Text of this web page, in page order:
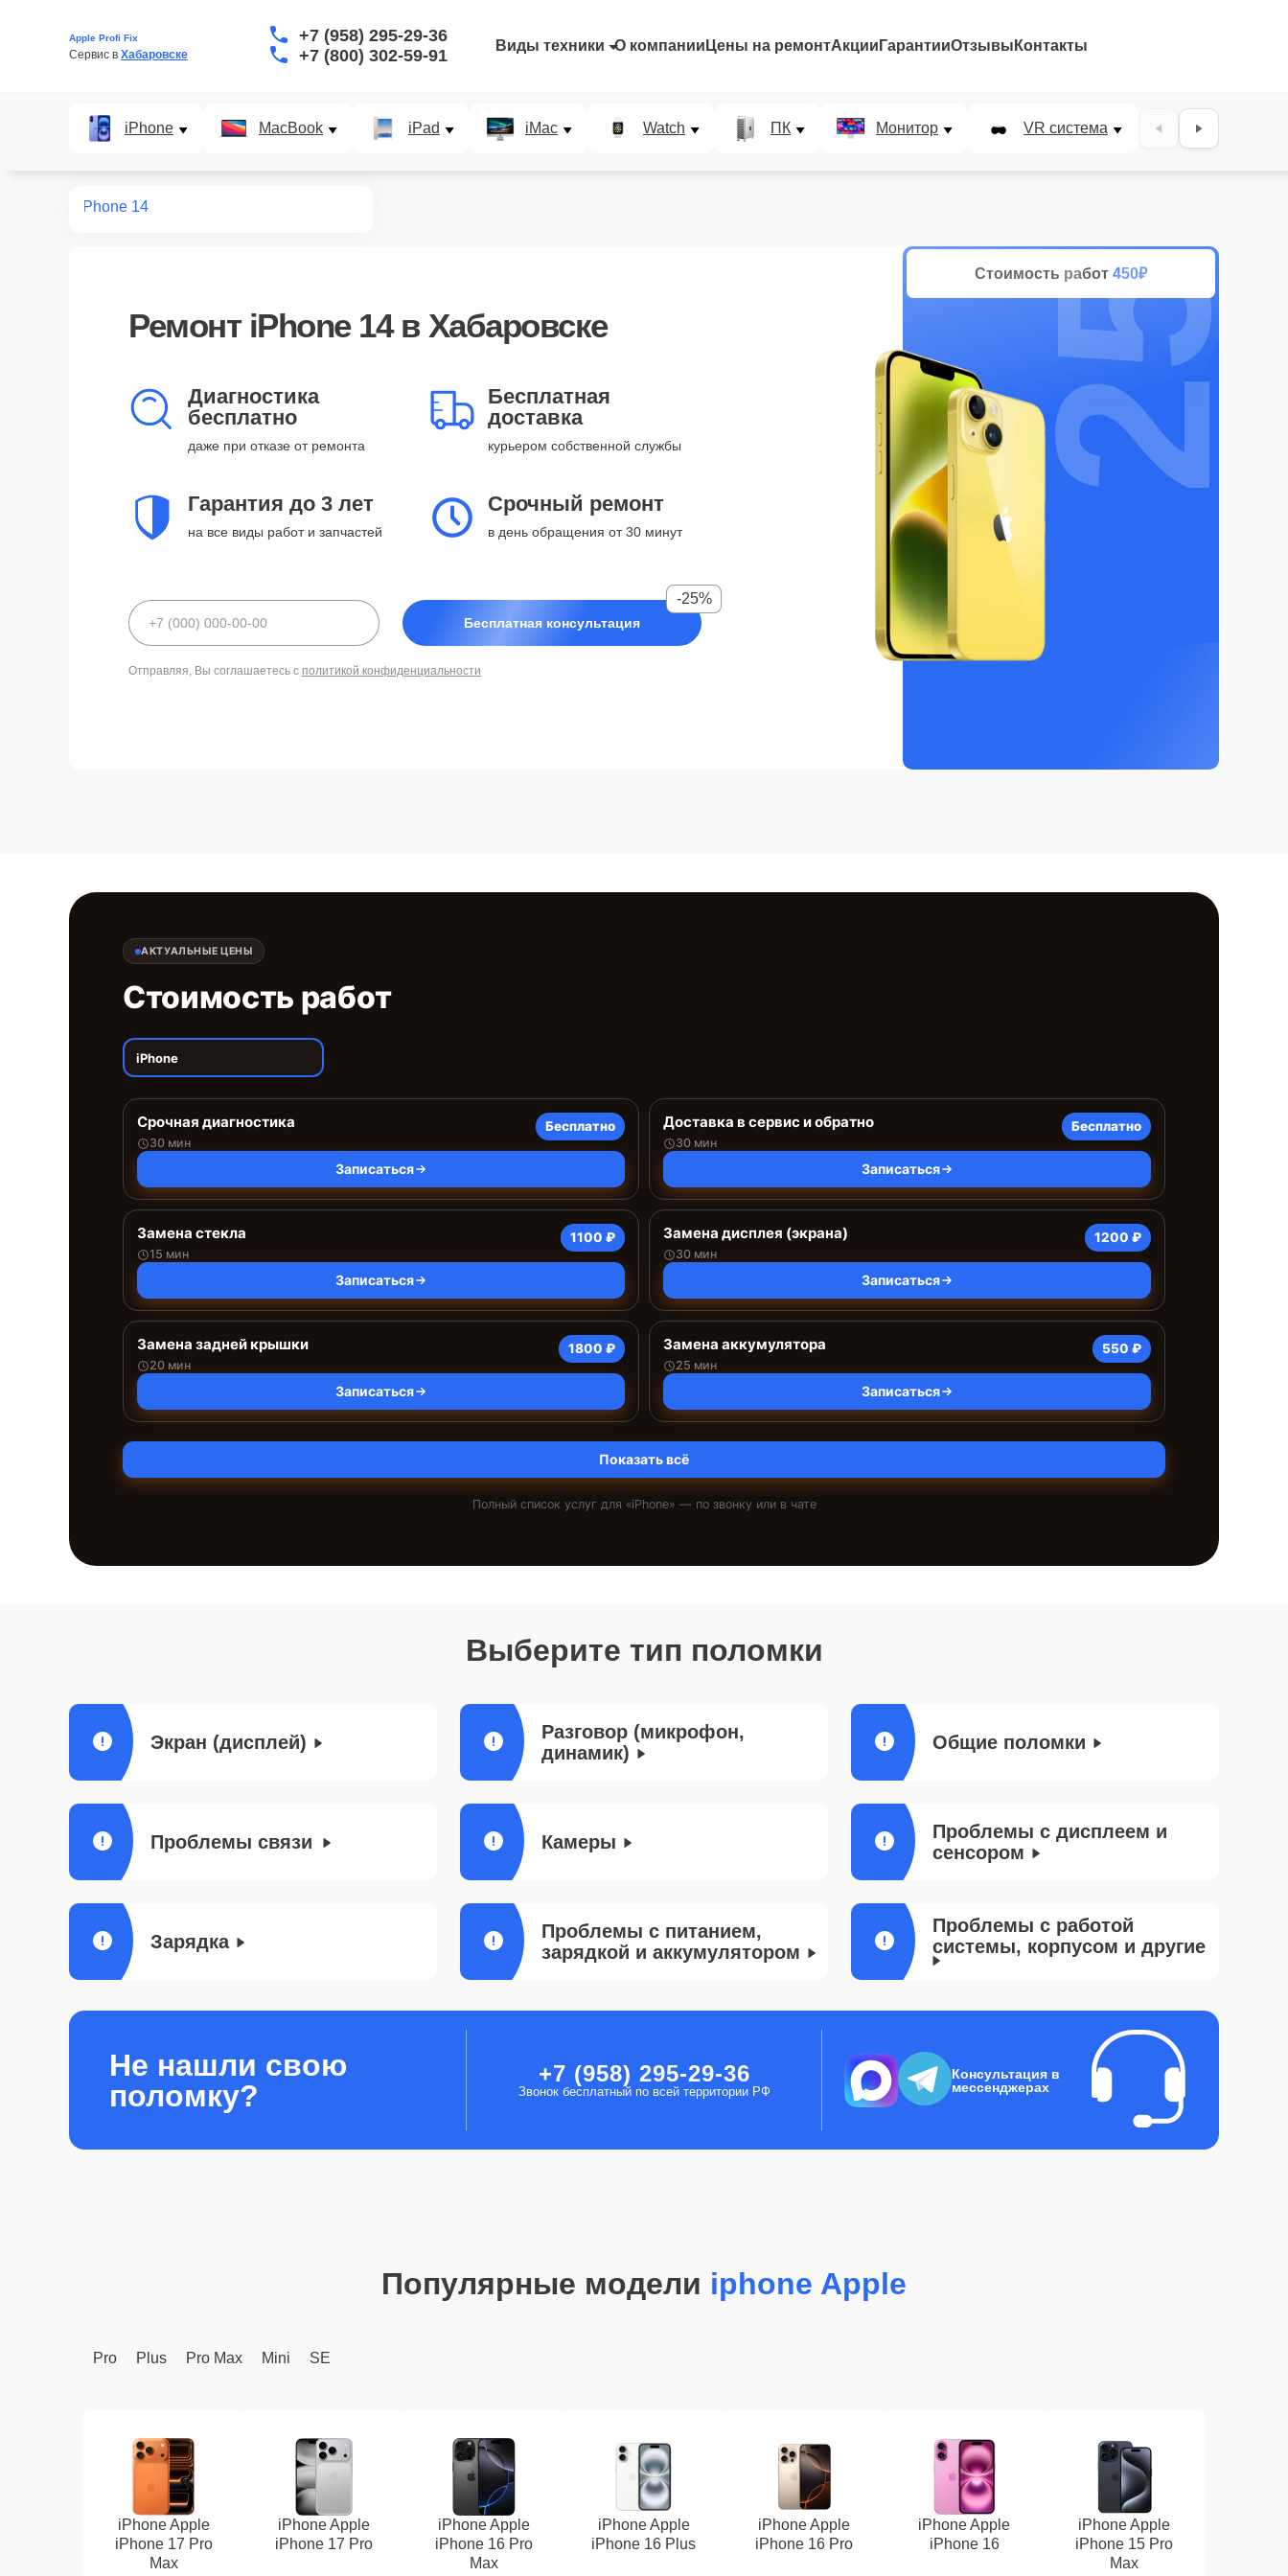
Apple Profi Fix
Сервис в Хабаровске
+7 (958) 295-29-36
+7 (800) 302-59-91
Виды техники О компании Цены на ремонтАкции ГарантииОтзывы Контакты
iPhone MacBook iPad iMac Watch ПК Монитор VR система Наушники
iPhone 14
Ремонт iPhone 14в Хабаровске
Диагностика
бесплатно
даже при отказе от ремонта
Бесплатная
доставка
курьером собственной службы
Гарантия до 3 лет
на все виды работ и запчастей
Срочный ремонт
в день обращения от 30 минут
Бесплатная консультация
-25%
Отправляя, Вы соглашаетесь с политикой конфиденциальности
Стоимость работ 450₽
25%
АКТУАЛЬНЫЕ ЦЕНЫ
Стоимость работ
iPhone
Срочная диагностика
30 мин
Бесплатно
Записаться
Доставка в сервис и обратно
30 мин
Бесплатно
Записаться
Замена стекла
15 мин
1100 ₽
Записаться
Замена дисплея (экрана)
30 мин
1200 ₽
Записаться
Замена задней крышки
20 мин
1800 ₽
Записаться
Замена аккумулятора
25 мин
550 ₽
Записаться
Показать всё
Полный список услуг для «iPhone» — по звонку или в чате
Выберите тип поломки
Экран (дисплей)
Разговор (микрофон,
динамик)
Общие поломки
Проблемы связи Камеры
Проблемы с дисплеем и
сенсором
Зарядка
Проблемы с питанием,
зарядкой и аккумулятором
Проблемы с работой
системы, корпусом и другие
Не нашли свою
поломку?
+7 (958) 295-29-36
Звонок бесплатный по всей территории РФ
Консультация в
мессенджерах
Популярные модели iphone Apple
Pro Plus Pro Max Mini SE
iPhone Apple
iPhone 17 Pro
Max
iPhone Apple
iPhone 17 Pro
iPhone Apple
iPhone 16 Pro
Max
iPhone Apple
iPhone 16 Plus
iPhone Apple
iPhone 16 Pro
iPhone Apple
iPhone 16
iPhone Apple
iPhone 15 Pro
Max